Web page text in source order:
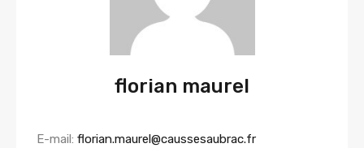
florian maurel
E-mail: florian.maurel@caussesaubrac.fr